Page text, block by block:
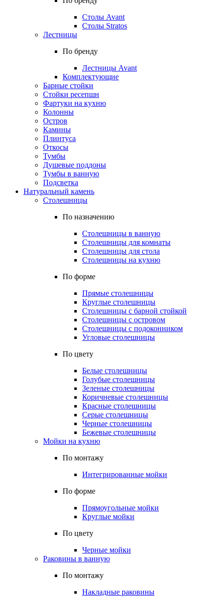
Столы Avant
Столы Stratos
Лестницы
По бренду
Лестницы Avant
Комплектующие
Барные стойки
Стойки ресепшн
Фартуки на кухню
Колонны
Остров
Камины
Плинтуса
Откосы
Тумбы
Душевые поддоны
Тумбы в ванную
Подсветка
Натуральный камень
Столешницы
По назначению
Столешницы в ванную
Столешницы для комнаты
Столешницы для стола
Столешницы на кухню
По форме
Прямые столешницы
Круглые столешницы
Столешницы с барной стойкой
Столешницы с островом
Столешницы с подоконником
Угловые столешницы
По цвету
Белые столешницы
Голубые столешницы
Зеленые столешницы
Коричневые столешницы
Красные столешницы
Серые столешницы
Черные столешницы
Бежевые столешницы
Мойки на кухню
По монтажу
Интегрированные мойки
По форме
Прямоугольные мойки
Круглые мойки
По цвету
Черные мойки
Раковины в ванную
По монтажу
Накладные раковины